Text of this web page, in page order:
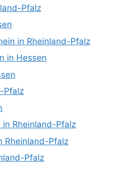
Pfalz
in Rheinland-Pfalz
in Hessen
Pfalz
in Rheinland-Pfalz
Rheinland-Pfalz
Pfalz